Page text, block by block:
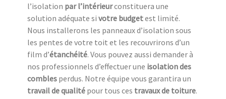
l’isolation par l’intérieurconstituera une
solution adéquate si votre budgetest limité.
Nous installerons les panneaux d’isolation sous
les pentes de votre toit et les recouvrirons d’un
film d’étanchéité. Vous pouvez aussi demander à
nos professionnels d’effectuer une isolation des
combles perdus. Notre équipe vous garantira un
travail de qualité pour tous ces travaux de toiture.